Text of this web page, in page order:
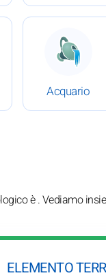
completo del 4 luglio
Acquario
:
è . Vediamo
ELEMENTO